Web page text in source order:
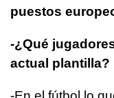
puestos
-¿Qué
actual plantilla?